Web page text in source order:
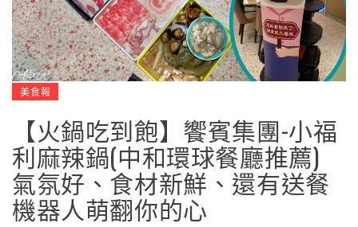
美食報
【火鍋吃到飽】饗賓集團-小福
利麻辣鍋(中和環球餐廳推薦)
氣氛好、食材新鮮、還有送餐
機器人萌翻你的心